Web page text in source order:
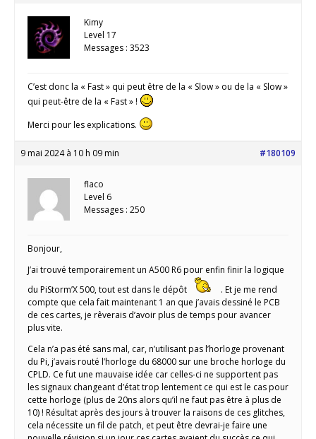
Kimy
Level 17
Messages : 3523
C’est donc la « Fast » qui peut être de la « Slow » ou de la « Slow »
qui peut-être de la « Fast » !
Merci pour les explications.
9 mai 2024 à 10 h 09 min #180109
flaco
Level 6
Messages : 250
Bonjour,
J’ai trouvé temporairement un A500 R6 pour enfin finir la logique
du PiStorm’X 500, tout est dans le dépôt
. Et je me rend
compte que cela fait maintenant 1 an que j’avais dessiné le PCB
de ces cartes, je rêverais d’avoir plus de temps pour avancer
plus vite.
Cela n’a pas été sans mal, car, n’utilisant pas l’horloge provenant
du Pi, j’avais routé l’horloge du 68000 sur une broche horloge du
CPLD. Ce fut une mauvaise idée car celles-ci ne supportent pas
les signaux changeant d’état trop lentement ce qui est le cas pour
cette horloge (plus de 20ns alors qu’il ne faut pas être à plus de
10) ! Résultat après des jours à trouver la raisons de ces glitches,
cela nécessite un fil de patch, et peut être devrai-je faire une